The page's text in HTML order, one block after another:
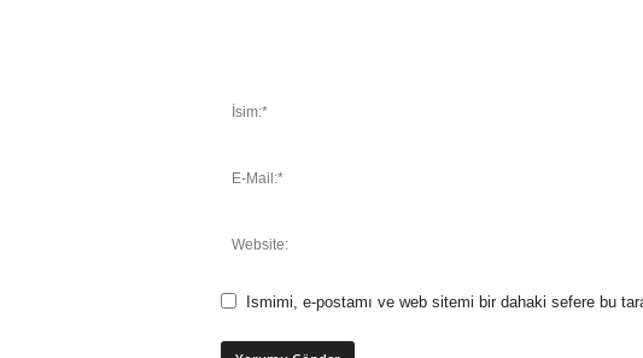
Ismimi, e-postamı ve web sitemi bir dahaki sefere bu